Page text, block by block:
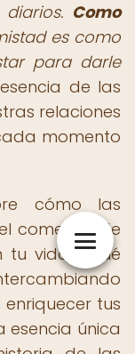
Como
es como
para darle
de las
relaciones
momento
cómo las
comercio de
tu vida. ¿Qué
tus
esencia única